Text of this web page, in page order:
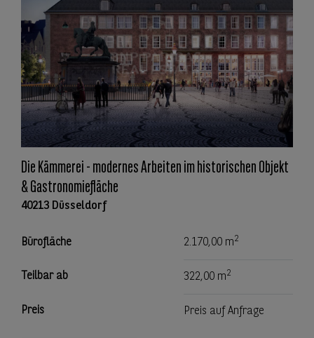
Die Kämmerei - modernes Arbeiten im historischen Objekt
& Gastronomiefläche
40213 Düsseldorf
Bürofläche 2.170,00 m2
Teilbar ab 322,00 m2
Preis Preis auf Anfrage